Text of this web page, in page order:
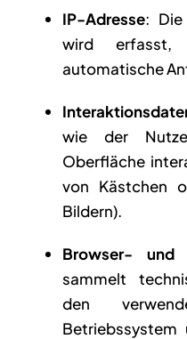
IP-Adresse: Die
wird erfasst,
automatische
wie der
Oberfläche
von Kästchen
Bildern).
Browser- und
sammelt
den
Betriebssystem